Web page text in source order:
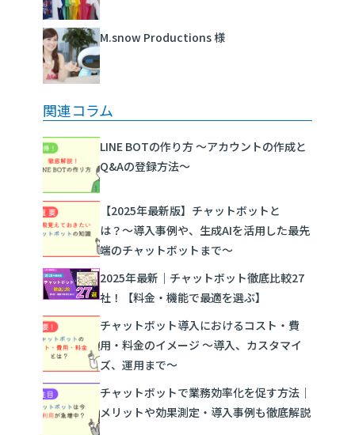
M.snow Productions 様
関連コラム
LINE BOTの作り方 ～アカウントの作成と
Q&Aの登録方法～
【2025年最新版】チャットボットと
は？〜導入事例や、生成AIを活用した最先
端のチャットボットまで〜
2025年最新｜チャットボット徹底比較27
社！【料金・機能で最適を選ぶ】
チャットボット導入におけるコスト・費
用・料金のイメージ 〜導入、カスタマイ
ズ、運用まで〜
チャットボットで業務効率化を促す方法｜
メリットや効果測定・導入事例も徹底解説